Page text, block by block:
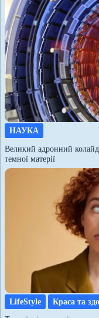
НАУКА
Великий адронний
темної матерії
LifeStyle
Краса та